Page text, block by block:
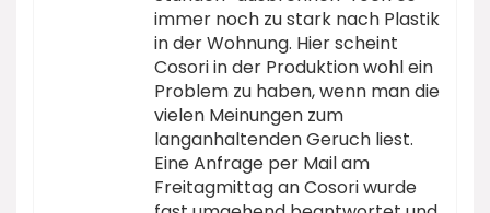
immer noch zu stark nach Plastik
in der Wohnung. Hier scheint
Cosori in der Produktion wohl ein
Problem zu haben, wenn man die
vielen Meinungen zum
langanhaltenden Geruch liest.
Eine Anfrage per Mail am
Freitagmittag an Cosori wurde